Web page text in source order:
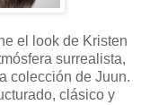
el look de Kristen
surrealista,
colección de Juun.
clásico y